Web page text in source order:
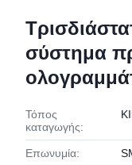
σύστημα
Τόπος
καταγωγής:
Επωνυμία: